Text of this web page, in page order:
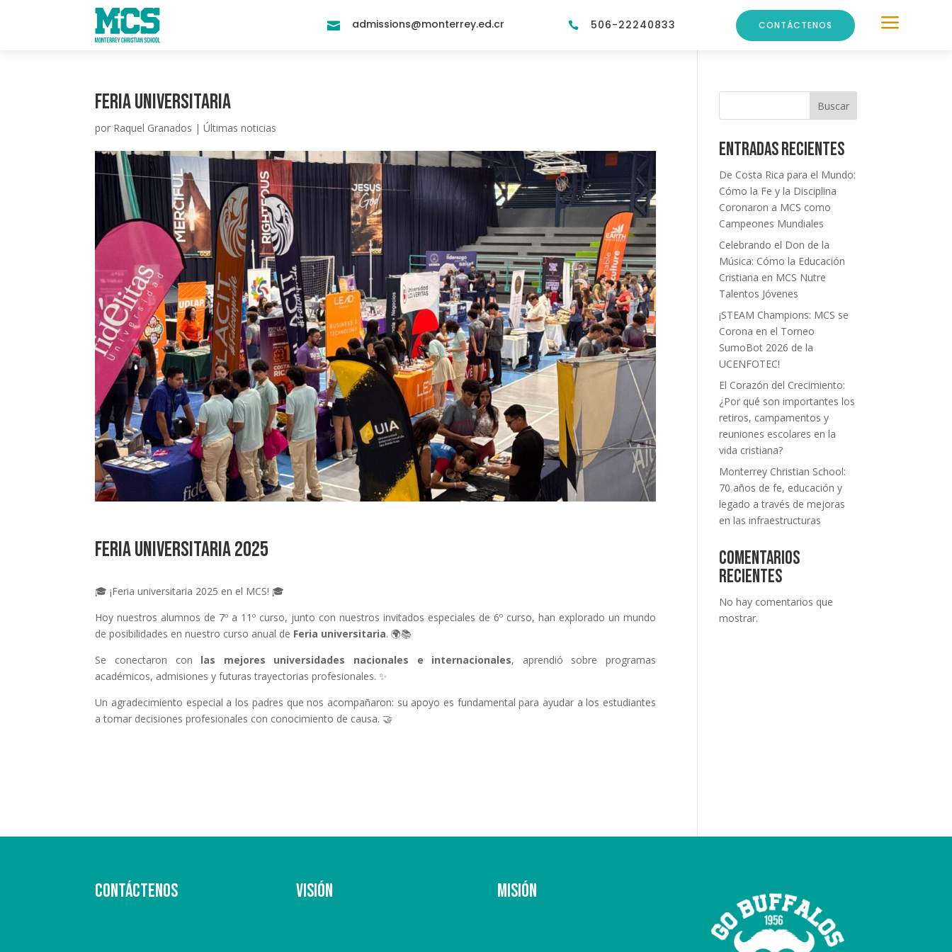
 admissions@monterrey.ed.cr  506-22240833 CONTÁCTENOS a
Feria universitaria
por Raquel Granados |Últimas noticias
Feria universitaria 2025
🎓 ¡Feria universitaria 2025 en el MCS! 🎓
Hoy nuestros alumnos de 7º a 11º curso, junto con nuestros invitados especiales de 6º curso, han explorado un mundo
de posibilidades en nuestro curso anual de Feria universitaria. 🌍📚
Se conectaron con las mejores universidades nacionales e internacionales, aprendió sobre programas
académicos, admisiones y futuras trayectorias profesionales. ✨
Un agradecimiento especial a los padres que nos acompañaron: su apoyo es fundamental para ayudar a los estudiantes
a tomar decisiones profesionales con conocimiento de causa. 🤝
Buscar
Entradas recientes
De Costa Rica para el Mundo:
Cómo la Fe y la Disciplina
Coronaron a MCS como
Campeones Mundiales
Celebrando el Don de la
Música: Cómo la Educación
Cristiana en MCS Nutre
Talentos Jóvenes
¡STEAM Champions: MCS se
Corona en el Torneo
SumoBot 2026 de la
UCENFOTEC!
El Corazón del Crecimiento:
¿Por qué son importantes los
retiros, campamentos y
reuniones escolares en la
vida cristiana?
Monterrey Christian School:
70 años de fe, educación y
legado a través de mejoras
en las infraestructuras
Comentarios
recientes
No hay comentarios que
mostrar.
Contáctenos Visión Misión